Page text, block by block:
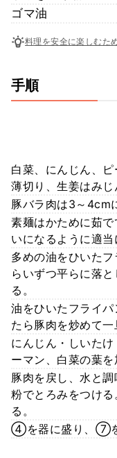
ゴマ油
料理を安全に楽しむた
手順
白菜、にんじん、
薄切り、生姜はみじ
豚バラ肉は3～4cm
素麺はかために茹
いになるように適当
多めの油をひいた
らいずつ平らに落
る。
油をひいたフライ
たら豚肉を炒めて一
にんじん・しいた
ーマン、白菜の葉を
豚肉を戻し、水と
粉でとろみをつけ
る。
④を器に盛り、⑦を